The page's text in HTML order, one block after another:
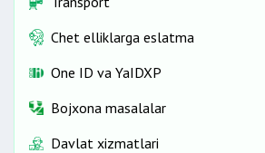
Chet elliklarga eslatma
One ID vа YaIDXP
Bojxona masalalar
Davlat xizmatlari